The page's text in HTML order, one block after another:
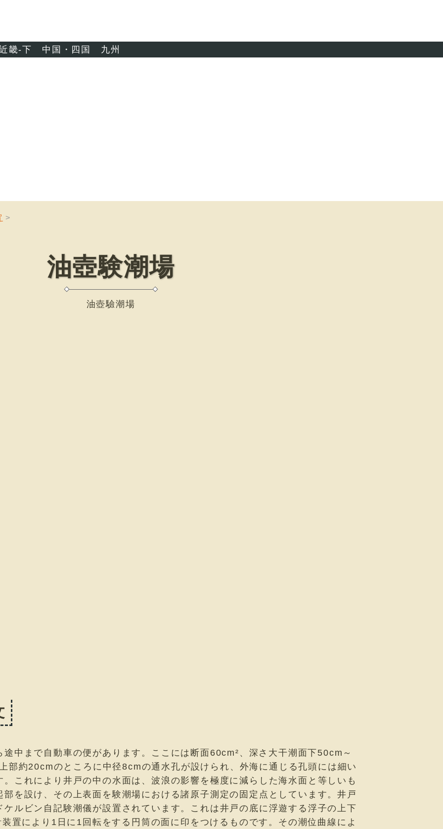
畿-下 中国・四国 九州
油壺験潮場
油壺驗潮場
中まで自動車の便があります。ここには断面60cm²、深さ大干潮面下50cm～
部約20cmのところに中径8cmの通水孔が設けられ、外海に通じる孔頭には細い
これにより井戸の中の水面は、波浪の影響を極度に減らした海水面と等しいも
を設け、その上表面を験潮場における諸原子測定の固定点としています。井戸
ルビン自記験潮儀が設置されています。これは井戸の底に浮遊する浮子の上下
置により1日に1回転をする円筒の面に印をつけるものです。その潮位曲線によ